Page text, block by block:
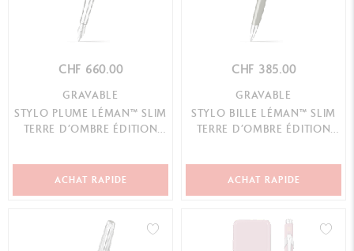
CHF 660.00
GRAVABLE
STYLO PLUME LÉMAN™ SLIM
TERRE D’OMBRE ÉDITION
ACHAT RAPIDE
CHF 385.00
GRAVABLE
STYLO BILLE LÉMAN™ SLIM
TERRE D’OMBRE ÉDITION
ACHAT RAPIDE